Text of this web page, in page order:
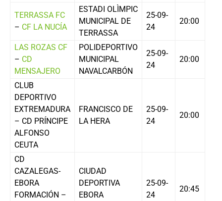
TERRASSA FC
– CF LA NUCÍA
ESTADI OLÌMPIC
MUNICIPAL DE
TERRASSA
25-09-
24
20:00
LAS ROZAS CF
– CD
MENSAJERO
POLIDEPORTIVO
MUNICIPAL
NAVALCARBÓN
25-09-
24
20:00
CLUB
DEPORTIVO
EXTREMADURA
– CD PRÍNCIPE
ALFONSO
CEUTA
FRANCISCO DE
LA HERA
25-09-
24
20:00
CD
CAZALEGAS-
EBORA
FORMACIÓN –
CIUDAD
DEPORTIVA
EBORA
25-09-
24
20:45